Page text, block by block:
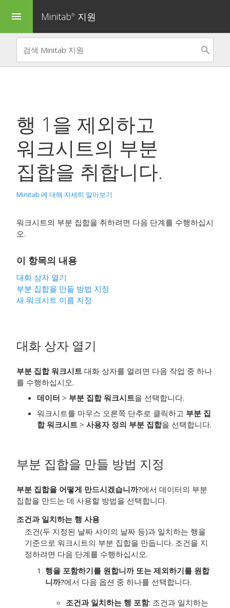
menu Minitab® 지원
행 1을 제외하고
워크시트의 부분
집합을 취합니다.
Minitab 에 대해 자세히 알아보기
워크시트의 부분 집합을 취하려면 다음 단계를 수행하십시
오.
이 항목의 내용
대화 상자 열기
부분 집합을 만들 방법 지정
새 워크시트 이름 지정
대화 상자 열기
부분 집합 워크시트 대화 상자를 열려면 다음 작업 중 하나
를 수행하십시오.
데이터 > 부분 집합 워크시트을 선택합니다.
워크시트를 마우스 오른쪽 단추로 클릭하고 부분 집
합 워크시트 > 사용자 정의 부분 집합을 선택합니다.
부분 집합을 만들 방법 지정
부분 집합을 어떻게 만드시겠습니까?에서 데이터의 부분
집합을 만드는 데 사용할 방법을 선택합니다.
조건과 일치하는 행 사용
조건(두 지정된 날짜 사이의 날짜 등)과 일치하는 행을
기준으로 워크시트의 부분 집합을 만듭니다. 조건을 지
정하려면 다음 단계를 수행하십시오.
행을 포함하기를 원합니까 또는 제외하기를 원합
니까?에서 다음 옵션 중 하나를 선택합니다.
조건과 일치하는 행 포함: 조건과 일치하는